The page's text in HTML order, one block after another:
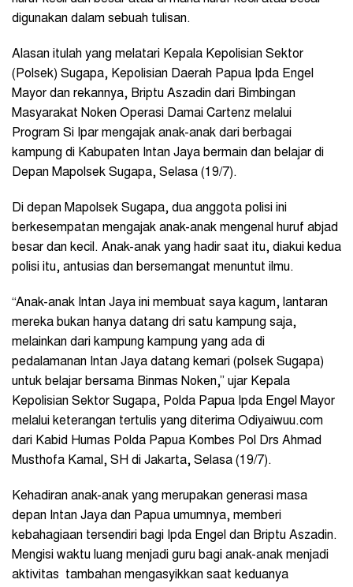
digunakan dalam sebuah tulisan.
Alasan itulah yang melatari Kepala Kepolisian Sektor
(Polsek) Sugapa, Kepolisian Daerah Papua Ipda Engel
Mayor dan rekannya, Briptu Aszadin dari Bimbingan
Masyarakat Noken Operasi Damai Cartenz melalui
Program Si Ipar mengajak anak-anak dari berbagai
kampung di Kabupaten Intan Jaya bermain dan belajar di
Depan Mapolsek Sugapa, Selasa (19/7).
Di depan Mapolsek Sugapa, dua anggota polisi ini
berkesempatan mengajak anak-anak mengenal huruf abjad
besar dan kecil. Anak-anak yang hadir saat itu, diakui kedua
polisi itu, antusias dan bersemangat menuntut ilmu.
“Anak-anak Intan Jaya ini membuat saya kagum, lantaran
mereka bukan hanya datang dri satu kampung saja,
melainkan dari kampung kampung yang ada di
pedalamanan Intan Jaya datang kemari (polsek Sugapa)
untuk belajar bersama Binmas Noken,” ujar Kepala
Kepolisian Sektor Sugapa, Polda Papua Ipda Engel Mayor
melalui keterangan tertulis yang diterima Odiyaiwuu.com
dari Kabid Humas Polda Papua Kombes Pol Drs Ahmad
Musthofa Kamal, SH di Jakarta, Selasa (19/7).
Kehadiran anak-anak yang merupakan generasi masa
depan Intan Jaya dan Papua umumnya, memberi
kebahagiaan tersendiri bagi Ipda Engel dan Briptu Aszadin.
Mengisi waktu luang menjadi guru bagi anak-anak menjadi
aktivitas tambahan mengasyikkan saat keduanya